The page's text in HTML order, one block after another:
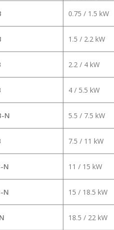
0.75 / 1.5 kW
1.5 / 2.2 kW
2.2 / 4 kW
4 / 5.5 kW
N 5.5 / 7.5 kW
7.5 / 11 kW
N 11 / 15 kW
N 15 / 18.5 kW
18.5 / 22 kW